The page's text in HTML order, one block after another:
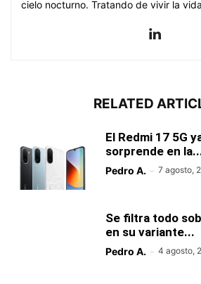
cielo nocturno. Tratando de vivir la
RELATED
El Redmi 17 5G
sorprende en
Pedro A. - 7 agosto,
Se filtra todo
en su variante...
Pedro A. - 4 agosto,